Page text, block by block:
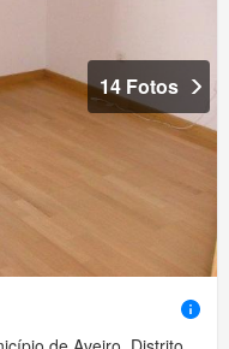
14 Fotos